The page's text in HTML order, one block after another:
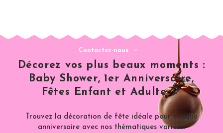
Contactez-nous
Décorez vos plus beaux moments :
Baby Shower, 1er Anniversaire,
Fêtes Enfant et Adulte 🎈
Trouvez la décoration de fête idéale pour chaque
anniversaire avec nos thématiques variées.